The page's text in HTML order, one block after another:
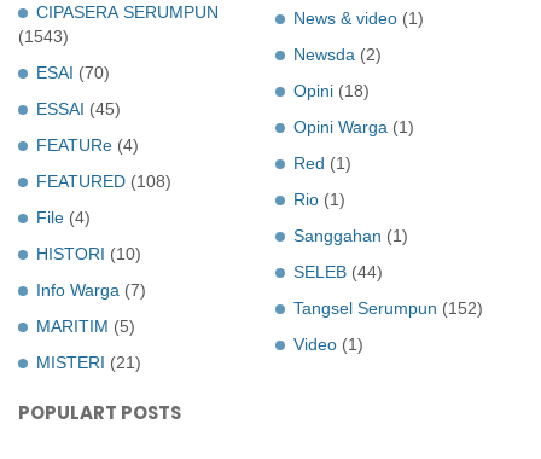
CIPASERA SERUMPUN
(1543)
ESAI (70)
ESSAI (45)
FEATURe (4)
FEATURED (108)
File (4)
HISTORI (10)
Info Warga (7)
MARITIM (5)
MISTERI (21)
News & video (1)
Newsda (2)
Opini (18)
Opini Warga (1)
Red (1)
Rio (1)
Sanggahan (1)
SELEB (44)
Tangsel Serumpun (152)
Video (1)
POPULART POSTS